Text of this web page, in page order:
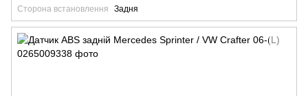
Сторона встановлення
Задня